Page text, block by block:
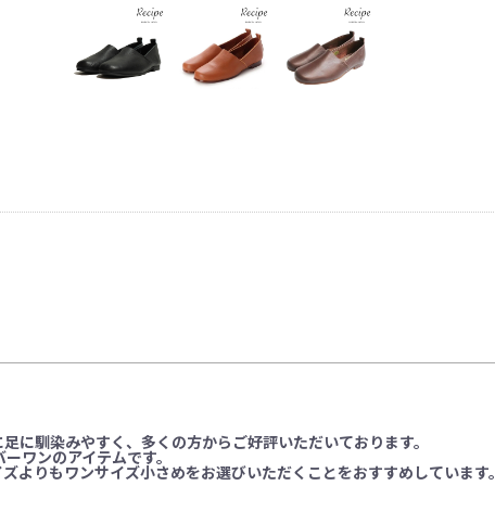
に馴染みやすく、多くの方からご好評いただいております。
ワンのアイテムです。
りもワンサイズ小さめをお選びいただくことをおすすめしています。